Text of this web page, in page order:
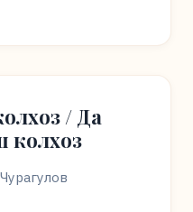
/ Да
колхоз